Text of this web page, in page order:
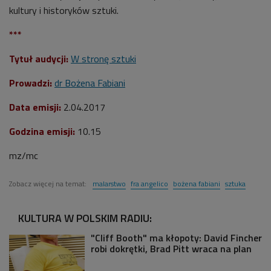
kultury i historyków sztuki.
***
Tytuł audycji: W stronę sztuki
Prowadzi: dr Bożena Fabiani
Data emisji: 2.04.2017
Godzina emisji: 10.15
mz/mc
Zobacz więcej na temat: malarstwo fra angelico bożena fabiani sztuka
KULTURA W POLSKIM RADIU:
"Cliff Booth" ma kłopoty: David Fincher
robi dokrętki, Brad Pitt wraca na plan